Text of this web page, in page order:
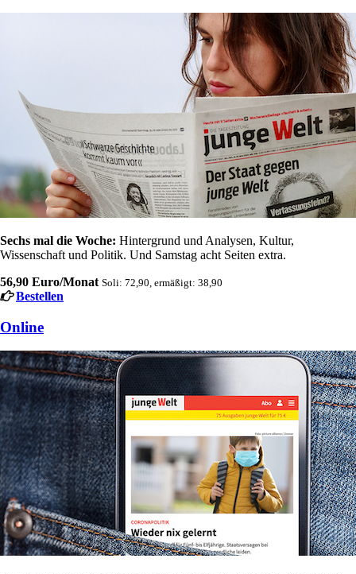
Sechs mal die Woche: Hintergrund und Analysen, Kultur,
Wissenschaft und Politik. Und Samstag acht Seiten extra.
56,90 Euro/Monat Soli: 72,90, ermäßigt: 38,90
Bestellen
Online